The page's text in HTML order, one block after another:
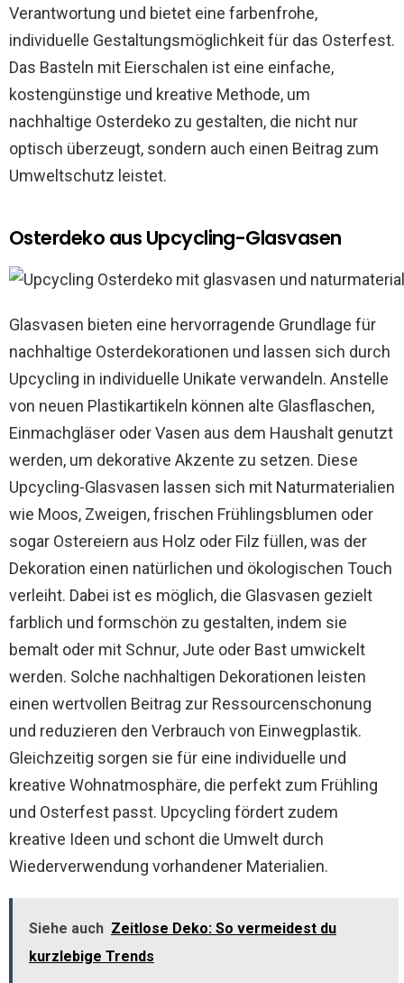
Verantwortung und bietet eine farbenfrohe,
individuelle Gestaltungsmöglichkeit für das Osterfest.
Das Basteln mit Eierschalen ist eine einfache,
kostengünstige und kreative Methode, um
nachhaltige Osterdeko zu gestalten, die nicht nur
optisch überzeugt, sondern auch einen Beitrag zum
Umweltschutz leistet.
Osterdeko aus Upcycling-Glasvasen
Glasvasen bieten eine hervorragende Grundlage für
nachhaltige Osterdekorationen und lassen sich durch
Upcycling in individuelle Unikate verwandeln. Anstelle
von neuen Plastikartikeln können alte Glasflaschen,
Einmachgläser oder Vasen aus dem Haushalt genutzt
werden, um dekorative Akzente zu setzen. Diese
Upcycling-Glasvasen lassen sich mit Naturmaterialien
wie Moos, Zweigen, frischen Frühlingsblumen oder
sogar Ostereiern aus Holz oder Filz füllen, was der
Dekoration einen natürlichen und ökologischen Touch
verleiht. Dabei ist es möglich, die Glasvasen gezielt
farblich und formschön zu gestalten, indem sie
bemalt oder mit Schnur, Jute oder Bast umwickelt
werden. Solche nachhaltigen Dekorationen leisten
einen wertvollen Beitrag zur Ressourcenschonung
und reduzieren den Verbrauch von Einwegplastik.
Gleichzeitig sorgen sie für eine individuelle und
kreative Wohnatmosphäre, die perfekt zum Frühling
und Osterfest passt. Upcycling fördert zudem
kreative Ideen und schont die Umwelt durch
Wiederverwendung vorhandener Materialien.
Siehe auch Zeitlose Deko: So vermeidest du
kurzlebige Trends